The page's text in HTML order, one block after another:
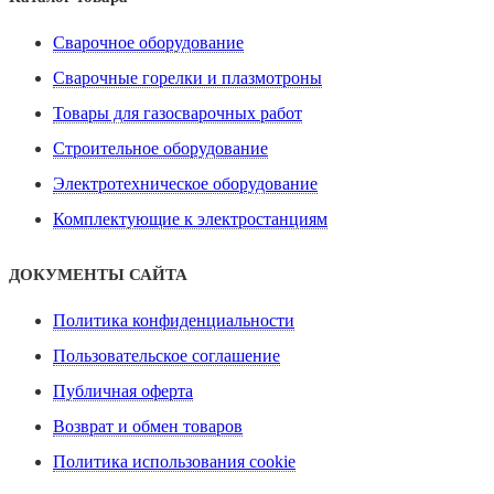
Сварочное оборудование
Сварочные горелки и плазмотроны
Товары для газосварочных работ
Строительное оборудование
Электротехническое оборудование
Комплектующие к электростанциям
ДОКУМЕНТЫ САЙТА
Политика конфиденциальности
Пользовательское соглашение
Публичная оферта
Возврат и обмен товаров
Политика использования cookie